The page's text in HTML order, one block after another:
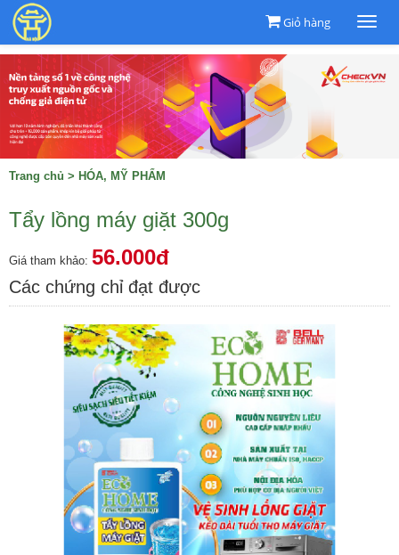
Giỏ hàng
Trang chủ > HÓA, MỸ PHẨM
Tẩy lồng máy giặt 300g
Giá tham khảo: 56.000đ
Các chứng chỉ đạt được